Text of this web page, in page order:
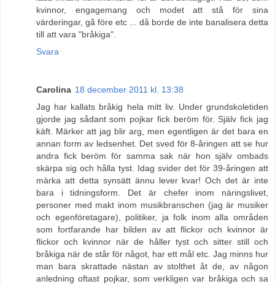
kvinnor, engagemang och modet att stå för sina
värderingar, gå före etc ... då borde de inte banalisera detta
till att vara "bråkiga".
Svara
Carolina 18 december 2011 kl. 13:38
Jag har kallats bråkig hela mitt liv. Under grundskoletiden
gjorde jag sådant som pojkar fick beröm för. Själv fick jag
käft. Märker att jag blir arg, men egentligen är det bara en
annan form av ledsenhet. Det sved för 8-åringen att se hur
andra fick beröm för samma sak när hon själv ombads
skärpa sig och hålla tyst. Idag svider det för 39-åringen att
märka att detta synsätt ännu lever kvar! Och det är inte
bara i tidningsform. Det är chefer inom näringslivet,
personer med makt inom musikbranschen (jag är musiker
och egenföretagare), politiker, ja folk inom alla områden
som fortfarande har bilden av att flickor och kvinnor är
flickor och kvinnor när de håller tyst och sitter still och
bråkiga när de står för något, har ett mål etc. Jag minns hur
man bara skrattade nästan av stolthet åt de, av någon
anledning oftast pojkar, som verkligen var bråkiga och sa